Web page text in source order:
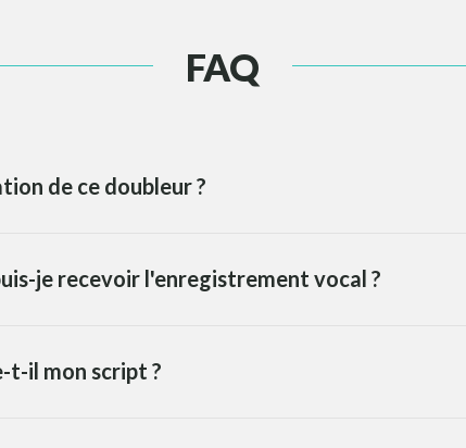
FAQ
de ce doubleur ?
je recevoir l'enregistrement vocal ?
t-il mon script ?